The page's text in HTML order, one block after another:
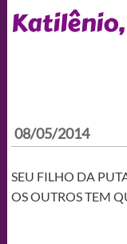
08/05/2014
SEU FILHO DA
OS OUTROS TEM